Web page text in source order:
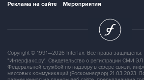
Реклама на сайте
Мероприятия
Copyright © 1991—2026 Interfax. Все права защищены.
"Интерфакс.ру". Свидетельство о регистрации СМИ
Федеральной службой по надзору в сфере связи,
массовых коммуникаций (Роскомнадзор) 21.03.2023.